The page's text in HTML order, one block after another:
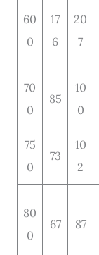
60
0
17
6
20
7
70
0
85
10
0
75
0
73
10
2
80
0
67 87